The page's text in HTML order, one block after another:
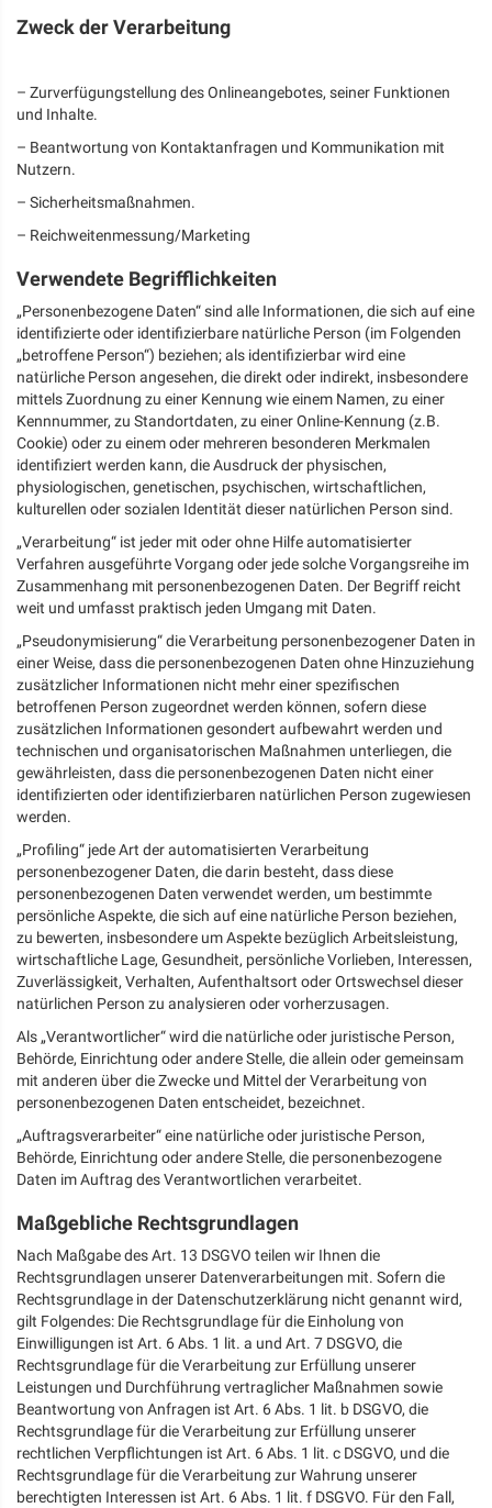
Zweck der Verarbeitung
– Zurverfügungstellung des Onlineangebotes, seiner Funktionen
und Inhalte.
– Beantwortung von Kontaktanfragen und Kommunikation mit
Nutzern.
– Sicherheitsmaßnahmen.
– Reichweitenmessung/Marketing
Verwendete Begrifflichkeiten
„Personenbezogene Daten“ sind alle Informationen, die sich auf eine
identifizierte oder identifizierbare natürliche Person (im Folgenden
„betroffene Person“) beziehen; als identifizierbar wird eine
natürliche Person angesehen, die direkt oder indirekt, insbesondere
mittels Zuordnung zu einer Kennung wie einem Namen, zu einer
Kennnummer, zu Standortdaten, zu einer Online-Kennung (z.B.
Cookie) oder zu einem oder mehreren besonderen Merkmalen
identifiziert werden kann, die Ausdruck der physischen,
physiologischen, genetischen, psychischen, wirtschaftlichen,
kulturellen oder sozialen Identität dieser natürlichen Person sind.
„Verarbeitung“ ist jeder mit oder ohne Hilfe automatisierter
Verfahren ausgeführte Vorgang oder jede solche Vorgangsreihe im
Zusammenhang mit personenbezogenen Daten. Der Begriff reicht
weit und umfasst praktisch jeden Umgang mit Daten.
„Pseudonymisierung“ die Verarbeitung personenbezogener Daten in
einer Weise, dass die personenbezogenen Daten ohne Hinzuziehung
zusätzlicher Informationen nicht mehr einer spezifischen
betroffenen Person zugeordnet werden können, sofern diese
zusätzlichen Informationen gesondert aufbewahrt werden und
technischen und organisatorischen Maßnahmen unterliegen, die
gewährleisten, dass die personenbezogenen Daten nicht einer
identifizierten oder identifizierbaren natürlichen Person zugewiesen
werden.
„Profiling“ jede Art der automatisierten Verarbeitung
personenbezogener Daten, die darin besteht, dass diese
personenbezogenen Daten verwendet werden, um bestimmte
persönliche Aspekte, die sich auf eine natürliche Person beziehen,
zu bewerten, insbesondere um Aspekte bezüglich Arbeitsleistung,
wirtschaftliche Lage, Gesundheit, persönliche Vorlieben, Interessen,
Zuverlässigkeit, Verhalten, Aufenthaltsort oder Ortswechsel dieser
natürlichen Person zu analysieren oder vorherzusagen.
Als „Verantwortlicher“ wird die natürliche oder juristische Person,
Behörde, Einrichtung oder andere Stelle, die allein oder gemeinsam
mit anderen über die Zwecke und Mittel der Verarbeitung von
personenbezogenen Daten entscheidet, bezeichnet.
„Auftragsverarbeiter“ eine natürliche oder juristische Person,
Behörde, Einrichtung oder andere Stelle, die personenbezogene
Daten im Auftrag des Verantwortlichen verarbeitet.
Maßgebliche Rechtsgrundlagen
Nach Maßgabe des Art. 13 DSGVO teilen wir Ihnen die
Rechtsgrundlagen unserer Datenverarbeitungen mit. Sofern die
Rechtsgrundlage in der Datenschutzerklärung nicht genannt wird,
gilt Folgendes: Die Rechtsgrundlage für die Einholung von
Einwilligungen ist Art. 6 Abs. 1 lit. a und Art. 7 DSGVO, die
Rechtsgrundlage für die Verarbeitung zur Erfüllung unserer
Leistungen und Durchführung vertraglicher Maßnahmen sowie
Beantwortung von Anfragen ist Art. 6 Abs. 1 lit. b DSGVO, die
Rechtsgrundlage für die Verarbeitung zur Erfüllung unserer
rechtlichen Verpflichtungen ist Art. 6 Abs. 1 lit. c DSGVO, und die
Rechtsgrundlage für die Verarbeitung zur Wahrung unserer
berechtigten Interessen ist Art. 6 Abs. 1 lit. f DSGVO. Für den Fall,